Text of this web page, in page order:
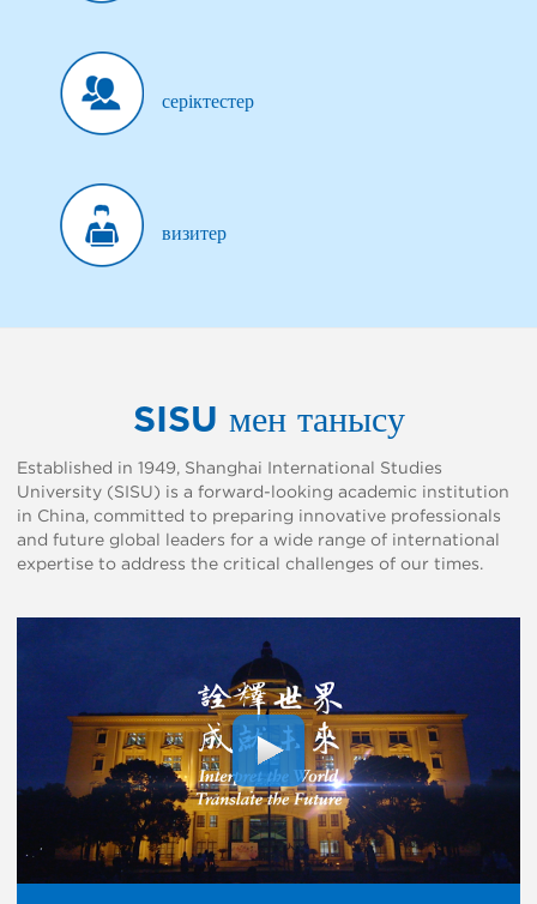
серіктестер
визитер
SISU мен танысу
Established in 1949, Shanghai International Studies
University (SISU) is a forward-looking academic institution
in China, committed to preparing innovative professionals
and future global leaders for a wide range of international
expertise to address the critical challenges of our times.